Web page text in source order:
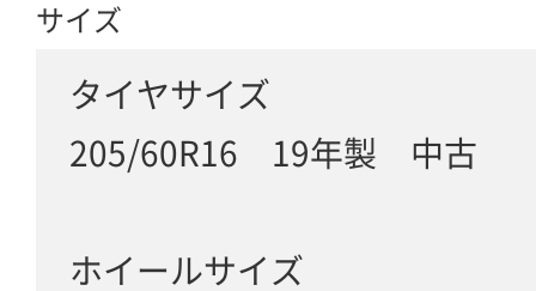
サイズ
タイヤサイズ
205/60R16 19年製 中古
ホイールサイズ